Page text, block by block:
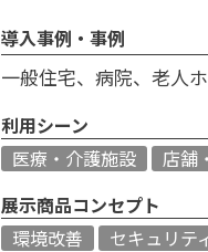
導入事例・事例
一般住宅、病院、老人
利用シーン
医療・介護施設
店舗
展示商品コンセプト
環境改善
セキュリテ